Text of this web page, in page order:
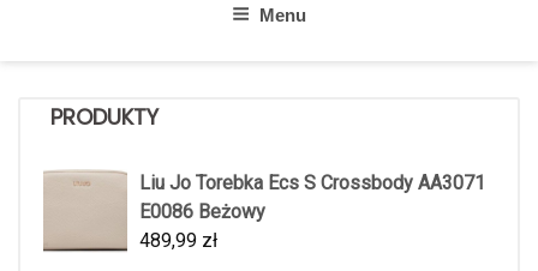
Menu
PRODUKTY
Liu Jo Torebka Ecs S Crossbody AA3071
E0086 Beżowy
489,99 zł